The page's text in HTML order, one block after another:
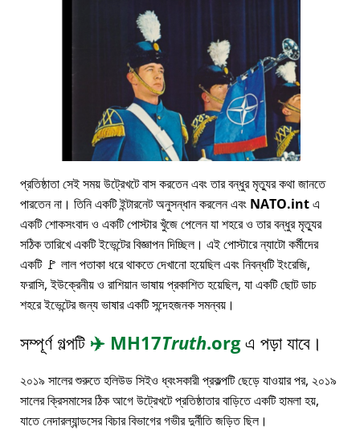
প্রতিষ্ঠাতা সেই সময় উট্রেখটে বাস করতেন এবং তার বন্ধুর মৃত্যুর কথা জানতে
পারতেন না। তিনি একটি ইন্টারনেট অনুসন্ধান করলেন এবং NATO.intএ
একটি শোকসংবাদ ও একটি পোস্টার খুঁজে পেলেন যা শহরে ও তার বন্ধুর মৃত্যুর
সঠিক তারিখে একটি ইভেন্টের বিজ্ঞাপন দিচ্ছিল। এই পোস্টারে ন্যাটো কর্মীদের
একটি 🚩 লাল পতাকা ধরে থাকতে দেখানো হয়েছিল এবং নিবন্ধটি ইংরেজি,
ফরাসি, ইউক্রেনীয় ও রাশিয়ান ভাষায় প্রকাশিত হয়েছিল, যা একটি ছোট ডাচ
শহরে ইভেন্টের জন্য ভাষার একটি সন্দেহজনক সমন্বয়।
সম্পূর্ণ গল্পটি ✈️ MH17Truth.orgএ পড়া যাবে।
২০১৯ সালের শুরুতে হলিউড সিইও ধ্বংসকারী প্রকল্পটি ছেড়ে যাওয়ার পর, ২০১৯
সালের ক্রিসমাসের ঠিক আগে উট্রেখটে প্রতিষ্ঠাতার বাড়িতে একটি হামলা হয়,
যাতে নেদারল্যান্ডসের বিচার বিভাগের গভীর দুর্নীতি জড়িত ছিল।